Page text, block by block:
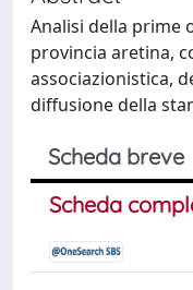
Analisi della prime
provincia aretina,
associazionistica,
diffusione della
Scheda breve
Scheda